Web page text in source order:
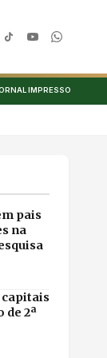
IMPRESSO
pais
na
capitais
de 2ª